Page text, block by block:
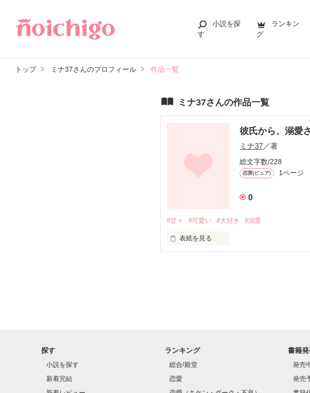
小説を探
す
ランキン
グ
トップ ミナ37さんのプロフィール 作品一覧
ミナ37さんの作品一覧
彼氏から、溺愛
ミナ37／著
総文字数/228
恋愛(ピュア) 1ページ
0
#甘々 #可愛い #大好き #溺愛
表紙を見る
彼女の前では、彼女にデレデレ とにかく彼
探す
小説を探す
新着完結
ランキング
総合/殿堂
恋愛
書籍
発売
発売